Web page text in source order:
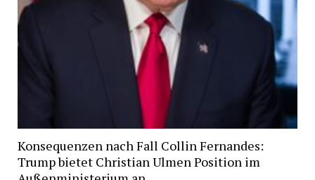
Konsequenzen nach Fall Collin Fernandes:
Trump bietet Christian Ulmen Position im